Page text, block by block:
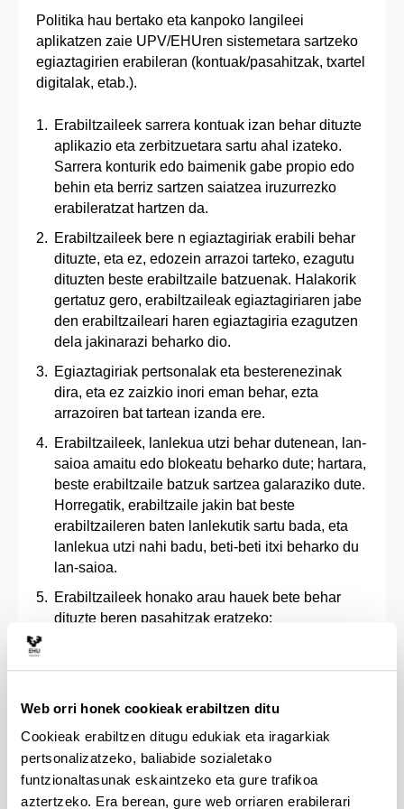
Web orri honek cookieak erabiltzen ditu
Cookieak erabiltzen ditugu edukiak eta iragarkiak
pertsonalizatzeko, baliabide sozialetako
funtzionaltasunak eskaintzeko eta gure trafikoa
aztertzeko. Era berean, gure web orriaren erabilerari
Politika hau bertako eta kanpoko langileei
aplikatzen zaie UPV/EHUren sistemetara sartzeko
egiaztagirien erabileran (kontuak/pasahitzak, txartel
digitalak, etab.).
Erabiltzaileek sarrera kontuak izan behar dituzte
aplikazio eta zerbitzuetara sartu ahal izateko.
Sarrera konturik edo baimenik gabe propio edo
behin eta berriz sartzen saiatzea iruzurrezko
erabileratzat hartzen da.
Erabiltzaileek bere n egiaztagiriak erabili behar
dituzte, eta ez, edozein arrazoi tarteko, ezagutu
dituzten beste erabiltzaile batzuenak. Halakorik
gertatuz gero, erabiltzaileak egiaztagiriaren jabe
den erabiltzaileari haren egiaztagiria ezagutzen
dela jakinarazi beharko dio.
Egiaztagiriak pertsonalak eta besterenezinak
dira, eta ez zaizkio inori eman behar, ezta
arrazoiren bat tartean izanda ere.
Erabiltzaileek, lanlekua utzi behar dutenean, lan-
saioa amaitu edo blokeatu beharko dute; hartara,
beste erabiltzaile batzuk sartzea galaraziko dute.
Horregatik, erabiltzaile jakin bat beste
erabiltzaileren baten lanlekutik sartu bada, eta
lanlekua utzi nahi badu, beti-beti itxi beharko du
lan-saioa.
Erabiltzaileek honako arau hauek bete behar
dituzte beren pasahitzak eratzeko:
gutxienez.
hirutik gutxienez karaktere bat izan behar du:
Zenbakiak
Maiuskulak
Minuskulak
Karaktere bereziak: * . + $ & # @ - ! % ^ ; ( ) {